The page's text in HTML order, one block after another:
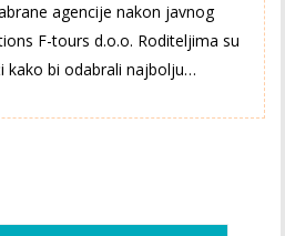
agencije nakon javnog
F-tours d.o.o. Roditeljima su
kako bi odabrali najbolju…